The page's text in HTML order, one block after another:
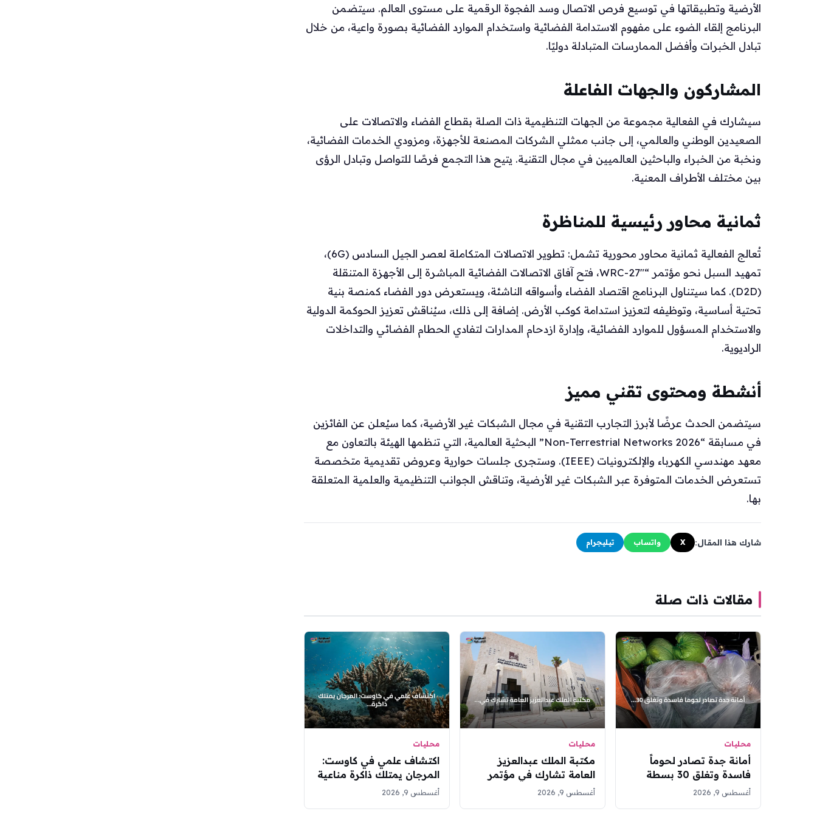
الأرضية وتطبيقاتها في توسيع فرص الاتصال وسد الفجوة الرقمية على مستوى العالم. سيتضمن
البرنامج إلقاء الضوء على مفهوم الاستدامة الفضائية واستخدام الموارد الفضائية بصورة واعية، من خلال
تبادل الخبرات وأفضل الممارسات المتبادلة دوليًا.
المشاركون والجهات الفاعلة
سيشارك في الفعالية مجموعة من الجهات التنظيمية ذات الصلة بقطاع الفضاء والاتصالات على
الصعيدين الوطني والعالمي، إلى جانب ممثلي الشركات المصنعة للأجهزة، ومزودي الخدمات الفضائية،
ونخبة من الخبراء والباحثين العالميين في مجال التقنية. يتيح هذا التجمع فرصًا للتواصل وتبادل الرؤى
بين مختلف الأطراف المعنية.
ثمانية محاور رئيسية للمناظرة
تُعالج الفعالية ثمانية محاور محورية تشمل: تطوير الاتصالات المتكاملة لعصر الجيل السادس (6G)،
تمهيد السبل نحو مؤتمر “WRC-27″، فتح آفاق الاتصالات الفضائية المباشرة إلى الأجهزة المتنقلة
(D2D). كما سيتناول البرنامج اقتصاد الفضاء وأسواقه الناشئة، ويستعرض دور الفضاء كمنصة بنية
تحتية أساسية، وتوظيفه لتعزيز استدامة كوكب الأرض. إضافة إلى ذلك، سيُناقش تعزيز الحوكمة الدولية
والاستخدام المسؤول للموارد الفضائية، وإدارة ازدحام المدارات لتفادي الحطام الفضائي والتداخلات
الراديوية.
أنشطة ومحتوى تقني مميز
سيتضمن الحدث عرضًا لأبرز التجارب التقنية في مجال الشبكات غير الأرضية، كما سيُعلن عن الفائزين
في مسابقة “Non‑Terrestrial Networks 2026” البحثية العالمية، التي تنظمها الهيئة بالتعاون مع
معهد مهندسي الكهرباء والإلكترونيات (IEEE). وستجرى جلسات حوارية وعروض تقديمية متخصصة
تستعرض الخدمات المتوفرة عبر الشبكات غير الأرضية، وتناقش الجوانب التنظيمية والعلمية المتعلقة
بها.
شارك هذا المقال: X واتساب تيليجرام
مقالات ذات صلة
محليات
أمانة جدة تصادر لحوماً
فاسدة وتغلق 30 بسطة
عشوائية ضمن حملة
أغسطس 9, 2026
محليات
مكتبة الملك عبدالعزيز
العامة تشارك في مؤتمر
(IFLA 2026) بمدينة بوسان
أغسطس 9, 2026
محليات
اكتشاف علمي في كاوست:
المرجان يمتلك ذاكرة مناعية
لمواجهة الأمراض
أغسطس 9, 2026